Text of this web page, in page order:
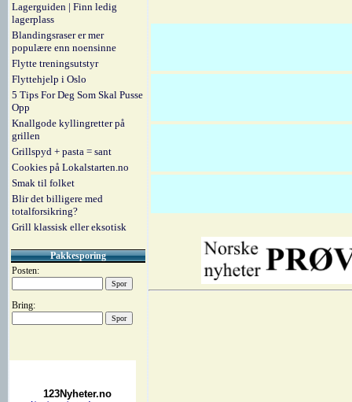
Lagerguiden | Finn ledig
lagerplass
Blandingsraser er mer
populære enn noensinne
Flytte treningsutstyr
Flyttehjelp i Oslo
5 Tips For Deg Som Skal Pusse
Opp
Knallgode kyllingretter på
grillen
Grillspyd + pasta = sant
Cookies på Lokalstarten.no
Smak til folket
Blir det billigere med
totalforsikring?
Grill klassisk eller eksotisk
Pakkesporing
Posten:
Bring: